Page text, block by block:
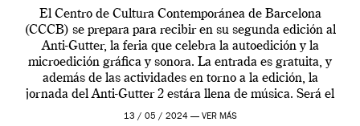
El Centro de Cultura Contemporánea de Barcelona
(CCCB) se prepara para recibir en su segunda edición al
Anti-Gutter, la feria que celebra la autoedición y la
microedición gráfica y sonora. La entrada es gratuita, y
además de las actividades en torno a la edición, la
jornada del Anti-Gutter 2 estára llena de música. Será el
[…]
13 / 05 / 2024 — VER MÁS